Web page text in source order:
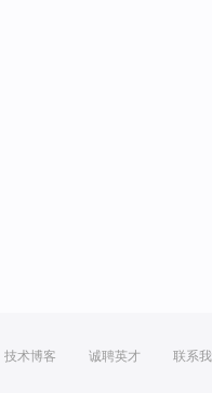
技术博客 诚聘英才 联系